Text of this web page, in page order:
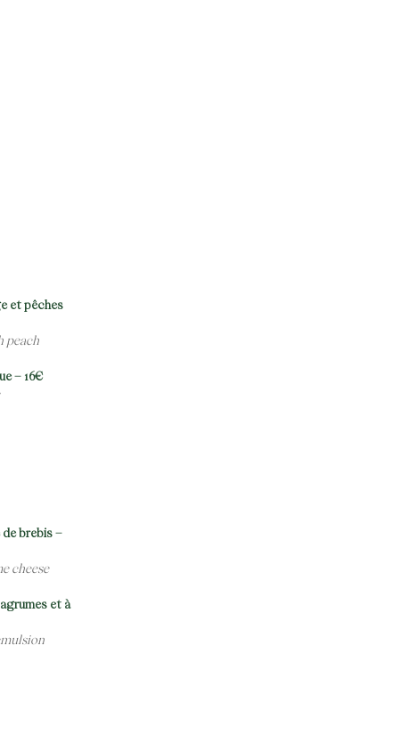
et pêches
peach
– 16€
brebis –
cheese
et à